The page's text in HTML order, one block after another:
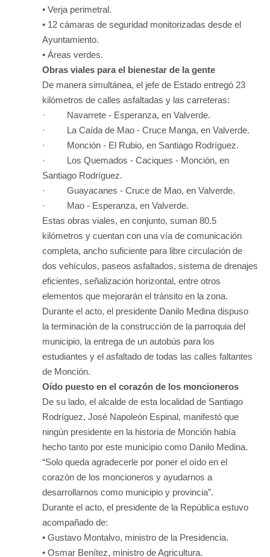
• Verja perimetral.
• 12 cámaras de seguridad monitorizadas desde el
Ayuntamiento.
• Áreas verdes.
Obras viales para el bienestar de la gente
De manera simultánea, el jefe de Estado entregó 23
kilómetros de calles asfaltadas y las carreteras:
· Navarrete - Esperanza, en Valverde.
· La Caída de Mao - Cruce Manga, en Valverde.
· Monción - El Rubio, en Santiago Rodríguez.
· Los Quemados - Caciques - Monción, en
Santiago Rodríguez.
· Guayacanes - Cruce de Mao, en Valverde.
· Mao - Esperanza, en Valverde.
Estas obras viales, en conjunto, suman 80.5
kilómetros y cuentan con una vía de comunicación
completa, ancho suficiente para libre circulación de
dos vehículos, paseos asfaltados, sistema de drenajes
eficientes, señalización horizontal, entre otros
elementos que mejorarán el tránsito en la zona.
Durante el acto, el presidente Danilo Medina dispuso
la terminación de la construcción de la parroquia del
municipio, la entrega de un autobús para los
estudiantes y el asfaltado de todas las calles faltantes
de Monción.
Oído puesto en el corazón de los moncioneros
De su lado, el alcalde de esta localidad de Santiago
Rodríguez, José Napoleón Espinal, manifestó que
ningún presidente en la historia de Monción había
hecho tanto por este municipio como Danilo Medina.
“Solo queda agradecerle por poner el oído en el
corazón de los moncioneros y ayudarnos a
desarrollarnos como municipio y provincia”.
Durante el acto, el presidente de la República estuvo
acompañado de:
• Gustavo Montalvo, ministro de la Presidencia.
• Osmar Benítez, ministro de Agricultura.